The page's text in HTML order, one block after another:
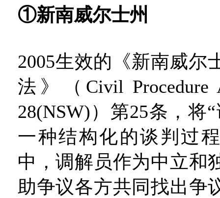
①新南威尔士州
2005生效的《新南威尔
法》（Civil Procedure
28(NSW)）第25条，将
一种结构化的谈判过
中，调解员作为中立和
助争议各方共同找出争